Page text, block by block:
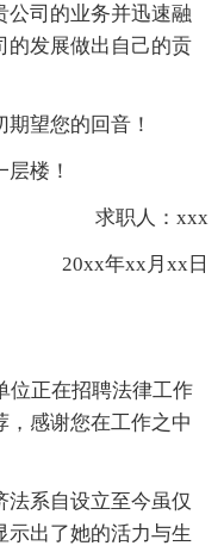
公司的业务并迅速融
的发展做出自己的贡
望您的回音！
楼！
求职人：xxx
20xx年xx月xx日
位正在招聘法律工作
，感谢您在工作之中
法系自设立至今虽仅
示出了她的活力与生